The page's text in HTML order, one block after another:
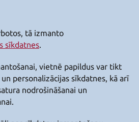
tā izmanto
sīkdatnes.
vietnē papildus var tikt
personalizācijas sīkdatnes, kā arī
nodrošināšanai un